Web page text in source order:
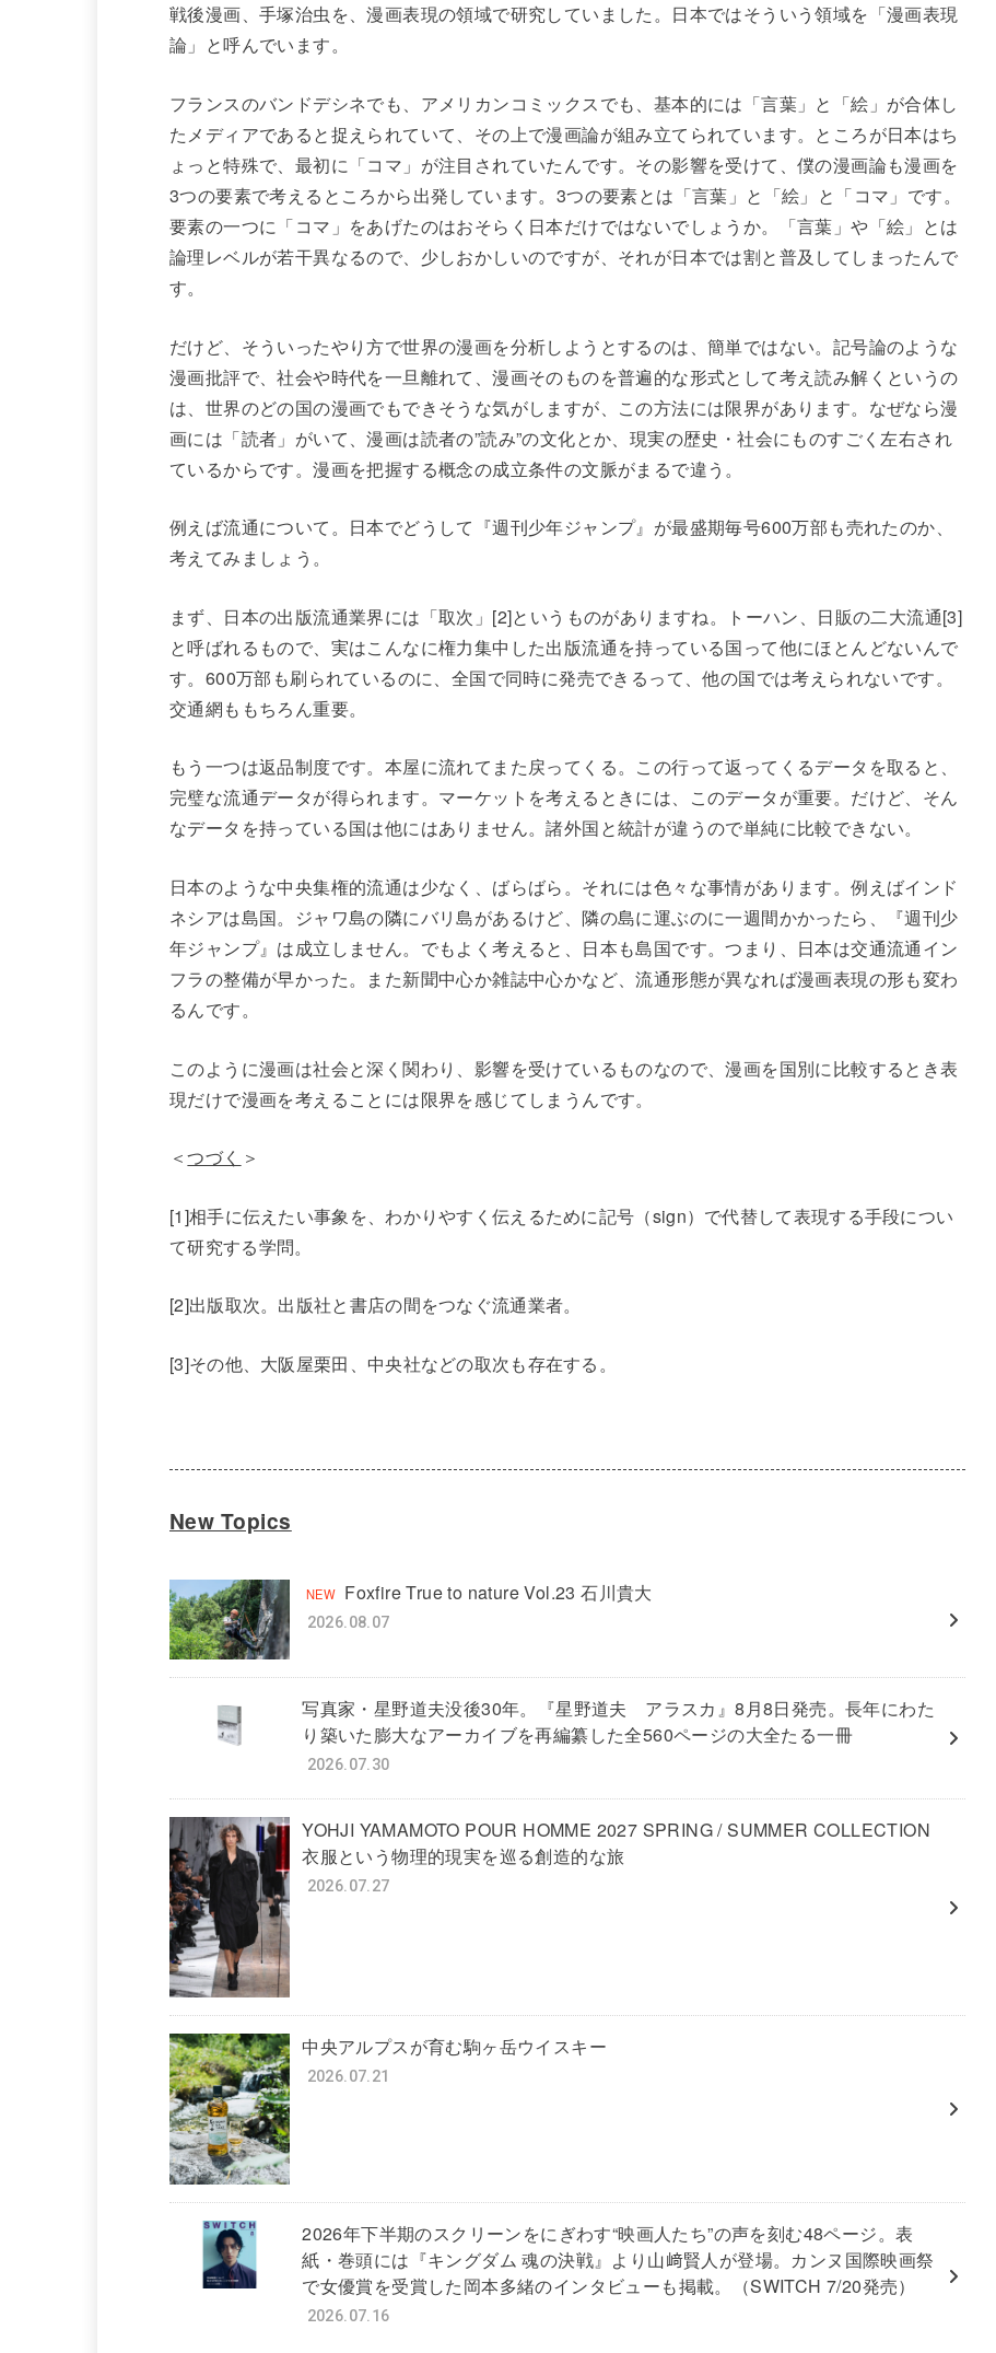
戦後漫画、手塚治虫を、漫画表現の領域で研究していました。日本ではそういう領域を「漫画表現
論」と呼んでいます。
フランスのバンドデシネでも、アメリカンコミックスでも、基本的には「言葉」と「絵」が合体し
たメディアであると捉えられていて、その上で漫画論が組み立てられています。ところが日本はち
ょっと特殊で、最初に「コマ」が注目されていたんです。その影響を受けて、僕の漫画論も漫画を
3つの要素で考えるところから出発しています。3つの要素とは「言葉」と「絵」と「コマ」です。
要素の一つに「コマ」をあげたのはおそらく日本だけではないでしょうか。「言葉」や「絵」とは
論理レベルが若干異なるので、少しおかしいのですが、それが日本では割と普及してしまったんで
す。
だけど、そういったやり方で世界の漫画を分析しようとするのは、簡単ではない。記号論のような
漫画批評で、社会や時代を一旦離れて、漫画そのものを普遍的な形式として考え読み解くというの
は、世界のどの国の漫画でもできそうな気がしますが、この方法には限界があります。なぜなら漫
画には「読者」がいて、漫画は読者の”読み”の文化とか、現実の歴史・社会にものすごく左右され
ているからです。漫画を把握する概念の成立条件の文脈がまるで違う。
例えば流通について。日本でどうして『週刊少年ジャンプ』が最盛期毎号600万部も売れたのか、
考えてみましょう。
まず、日本の出版流通業界には「取次」[2]というものがありますね。トーハン、日販の二大流通[3]
と呼ばれるもので、実はこんなに権力集中した出版流通を持っている国って他にほとんどないんで
す。600万部も刷られているのに、全国で同時に発売できるって、他の国では考えられないです。
交通網ももちろん重要。
もう一つは返品制度です。本屋に流れてまた戻ってくる。この行って返ってくるデータを取ると、
完璧な流通データが得られます。マーケットを考えるときには、このデータが重要。だけど、そん
なデータを持っている国は他にはありません。諸外国と統計が違うので単純に比較できない。
日本のような中央集権的流通は少なく、ばらばら。それには色々な事情があります。例えばインド
ネシアは島国。ジャワ島の隣にバリ島があるけど、隣の島に運ぶのに一週間かかったら、『週刊少
年ジャンプ』は成立しません。でもよく考えると、日本も島国です。つまり、日本は交通流通イン
フラの整備が早かった。また新聞中心か雑誌中心かなど、流通形態が異なれば漫画表現の形も変わ
るんです。
このように漫画は社会と深く関わり、影響を受けているものなので、漫画を国別に比較するとき表
現だけで漫画を考えることには限界を感じてしまうんです。
＜つづく ＞
[1]相手に伝えたい事象を、わかりやすく伝えるために記号（sign）で代替して表現する手段につい
て研究する学問。
[2]出版取次。出版社と書店の間をつなぐ流通業者。
[3]その他、大阪屋栗田、中央社などの取次も存在する。
New Topics
Foxfire True to nature Vol.23 石川貴大
2026.08.07
写真家・星野道夫没後30年。『星野道夫 アラスカ』8月8日発売。長年にわた
り築いた膨大なアーカイブを再編纂した全560ページの大全たる一冊
2026.07.30
YOHJI YAMAMOTO POUR HOMME 2027 SPRING / SUMMER COLLECTION
衣服という物理的現実を巡る創造的な旅
2026.07.27
中央アルプスが育む駒ヶ岳ウイスキー
2026.07.21
2026年下半期のスクリーンをにぎわす“映画人たち”の声を刻む48ページ。表
紙・巻頭には『キングダム 魂の決戦』より山﨑賢人が登場。カンヌ国際映画祭
で女優賞を受賞した岡本多緒のインタビューも掲載。（SWITCH 7/20発売）
2026.07.16